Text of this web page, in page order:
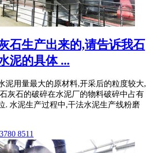
石生产出来的,请告诉我石
泥的具体 ...
泥用量最大的原材料,开采后的粒度较大,
灰石的破碎在水泥厂的物料破碎中占有
. 水泥生产过程中,干法水泥生产线粉磨
8511